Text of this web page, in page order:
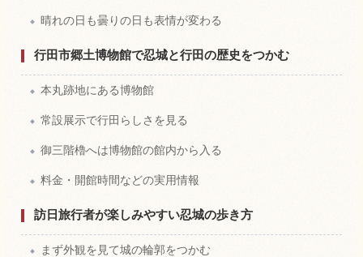
晴れの日も曇りの日も表情が変わる
行田市郷土博物館で忍城と行田の歴史をつかむ
本丸跡地にある博物館
常設展示で行田らしさを見る
御三階櫓へは博物館の館内から入る
料金・開館時間などの実用情報
訪日旅行者が楽しみやすい忍城の歩き方
まず外観を見て城の輪郭をつかむ